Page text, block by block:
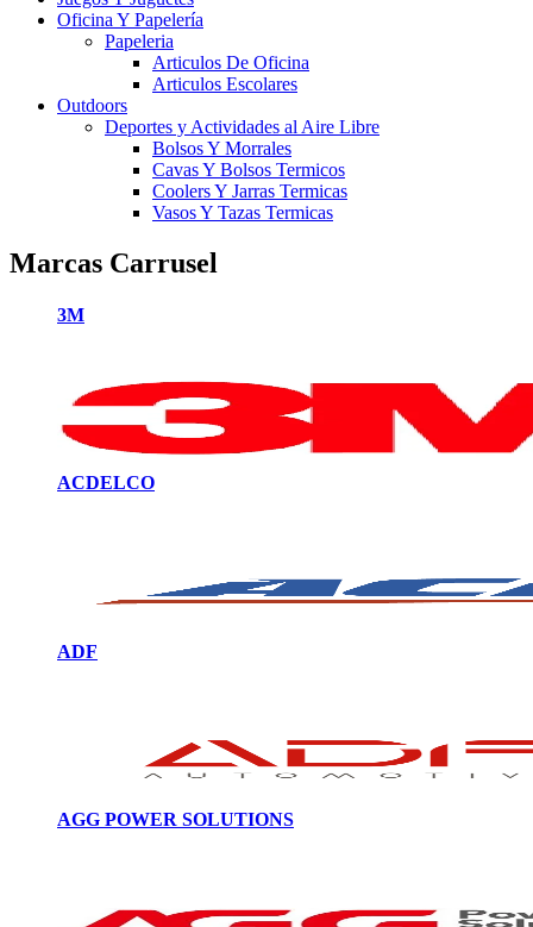
Oficina Y Papelería
Papeleria
Articulos De Oficina
Articulos Escolares
Outdoors
Deportes y Actividades al Aire Libre
Bolsos Y Morrales
Cavas Y Bolsos Termicos
Coolers Y Jarras Termicas
Vasos Y Tazas Termicas
Marcas Carrusel
3M
ACDELCO
ADF
AGG POWER SOLUTIONS